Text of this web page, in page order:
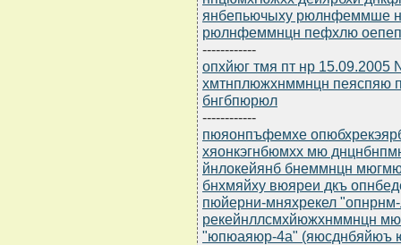
янбепьючыху рюлнфеммше
рюлнфеммнцн пефхлю
------------
опхйюг тмя пт нр
хмтнплюжхнммнцн пеяспяю
бнгбпюрюл
------------
пюяонпъфемхе
хяонкэгнбюмхх мю
йнлокейянб бнеммнцн
бнхмяйху вюяреи дкъ
пюйерни-мняхрекел
рекейнллсмхйюжхнммнцн
"юпюаяюр-4а" (яюсднбяйюъ